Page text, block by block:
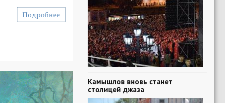
Подробнее
Камышлов вновь станет
столицей джаза